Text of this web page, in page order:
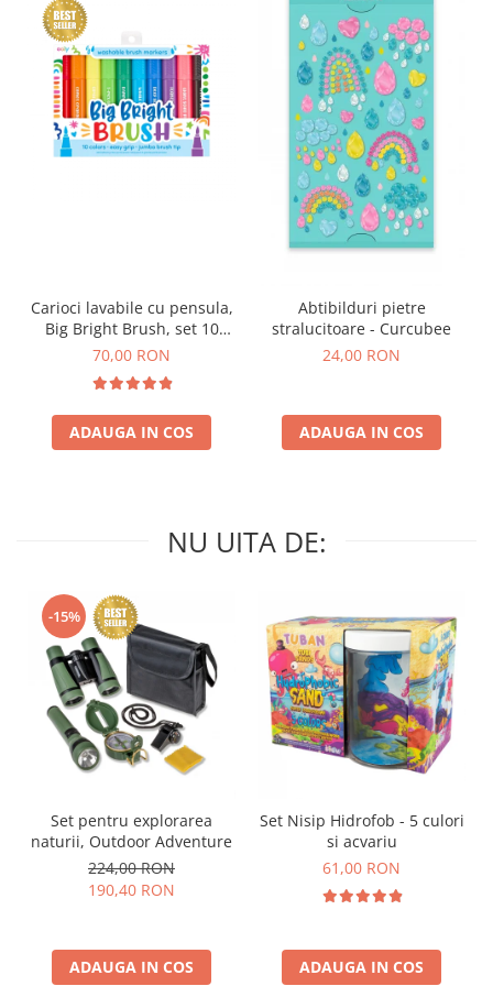
Carioci lavabile cu pensula,
Big Bright Brush, set 10
culori
70,00 RON
ADAUGA IN COS
Abtibilduri pietre
stralucitoare - Curcubee
24,00 RON
ADAUGA IN COS
NU UITA DE:
-15%
Set pentru explorarea
naturii, Outdoor Adventure
224,00 RON
190,40 RON
ADAUGA IN COS
Set Nisip Hidrofob - 5 culori
si acvariu
61,00 RON
ADAUGA IN COS